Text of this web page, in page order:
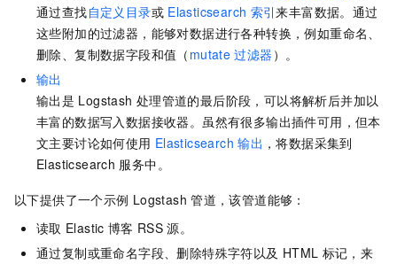
通过查找自定义目录或 Elasticsearch 索引来丰富数据。通过
这些附加的过滤器，能够对数据进行各种转换，例如重命名、
删除、复制数据字段和值（ mutate 过滤器 ）。
输出
输出是 Logstash 处理管道的最后阶段，可以将解析后并加以
丰富的数据写入数据接收器。虽然有很多输出插件可用，但本
文主要讨论如何使用 Elasticsearch 输出 ，将数据采集到
Elasticsearch 服务中。
以下提供了一个示例 Logstash 管道，该管道能够：
读取 Elastic 博客 RSS 源。
通过复制或重命名字段、删除特殊字符以及 HTML 标记，来